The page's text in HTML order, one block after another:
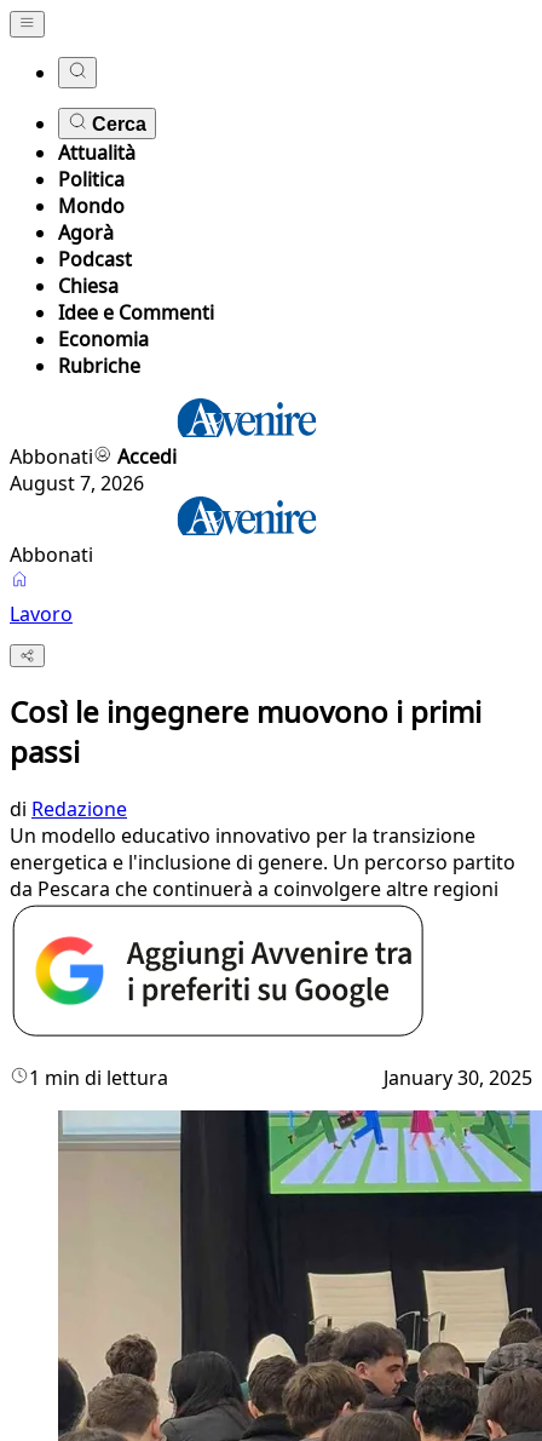
Cerca
Attualità
Politica
Mondo
Agorà
Podcast
Chiesa
Idee e Commenti
Economia
Rubriche
Abbonati
Accedi
August 7, 2026
Abbonati
Lavoro
Così le ingegnere muovono i primi
passi
di Redazione
Un modello educativo innovativo per la transizione
energetica e l'inclusione di genere. Un percorso partito
da Pescara che continuerà a coinvolgere altre regioni
1 min di lettura January 30, 2025